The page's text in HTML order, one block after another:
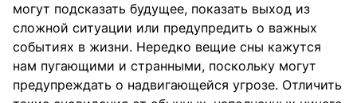
могут подсказать будущее, показать выход из
сложной ситуации или предупредить о важных
событиях в жизни. Нередко вещие сны кажутся
нам пугающими и странными, поскольку могут
предупреждать о надвигающейся угрозе. Отличить